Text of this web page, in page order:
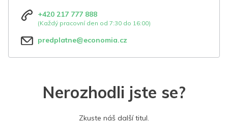
+420 217 777 888
(Každý pracovní den od 7:30 do 16:00)
predplatne@economia.cz
Nerozhodli jste se?
Zkuste náš další titul.